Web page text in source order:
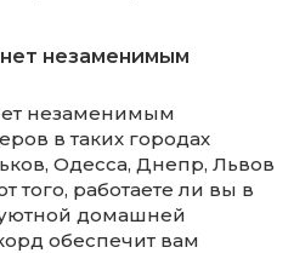
незаменимым
незаменимым
в таких городах
Одесса, Днепр, Львов
того, работаете ли вы в
домашней
обеспечит вам